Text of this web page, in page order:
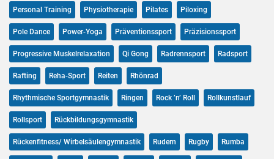
Personal Training Physiotherapie Pilates Piloxing
Pole Dance Power-Yoga Präventionssport Präzisionssport
Progressive Muskelrelaxation Qi Gong Radrennsport Radsport
Rafting Reha-Sport Reiten Rhönrad
Rhythmische Sportgymnastik Ringen Rock ’n’ Roll Rollkunstlauf
Rollsport Rückbildungsgymnastik
Rückenfitness/ Wirbelsäulengymnastik Rudern Rugby Rumba